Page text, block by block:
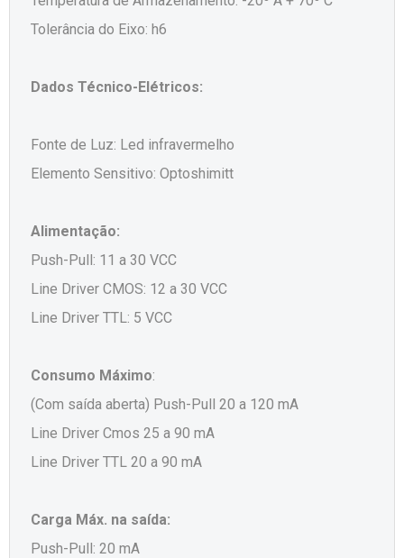
Tolerância do Eixo: h6
Dados Técnico-Elétricos:
Fonte de Luz: Led infravermelho
Elemento Sensitivo: Optoshimitt
Alimentação:
Push-Pull: 11 a 30 VCC
Line Driver CMOS: 12 a 30 VCC
Line Driver TTL: 5 VCC
Consumo Máximo:
(Com saída aberta) Push-Pull 20 a 120 mA
Line Driver Cmos 25 a 90 mA
Line Driver TTL 20 a 90 mA
Carga Máx. na saída:
Push-Pull: 20 mA